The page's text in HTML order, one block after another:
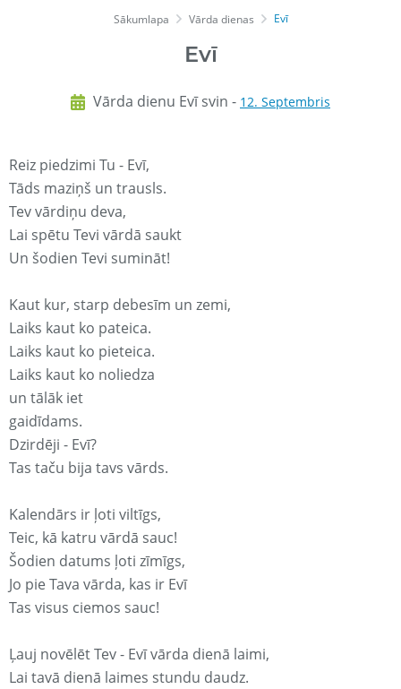
Sākumlapa Vārda dienas Evī
Evī
Vārda dienu Evī svin - 12. Septembris
Reiz piedzimi Tu - Evī,
Tāds maziņš un trausls.
Tev vārdiņu deva,
Lai spētu Tevi vārdā saukt
Un šodien Tevi sumināt!
Kaut kur, starp debesīm un zemi,
Laiks kaut ko pateica.
Laiks kaut ko pieteica.
Laiks kaut ko noliedza
un tālāk iet
gaidīdams.
Dzirdēji - Evī?
Tas taču bija tavs vārds.
Kalendārs ir ļoti viltīgs,
Teic, kā katru vārdā sauc!
Šodien datums ļoti zīmīgs,
Jo pie Tava vārda, kas ir Evī
Tas visus ciemos sauc!
Ļauj novēlēt Tev - Evī vārda dienā laimi,
Lai tavā dienā laimes stundu daudz.